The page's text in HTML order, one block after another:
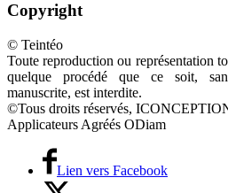
Copyright
© Teintéo
Toute reproduction ou représentation
quelque procédé que ce soit,
manuscrite, est interdite.
©Tous droits réservés,
Applicateurs Agréés ODiam
Lien vers Facebook